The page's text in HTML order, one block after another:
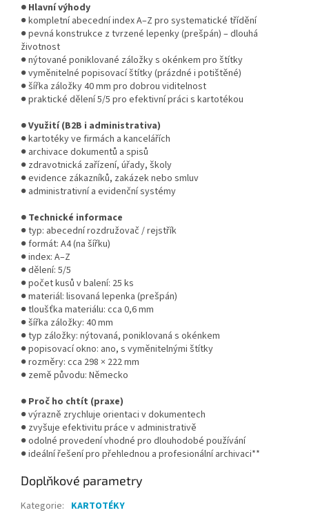
● Hlavní výhody
● kompletní abecední index A–Z pro systematické třídění
● pevná konstrukce z tvrzené lepenky (prešpán) – dlouhá
životnost
● nýtované poniklované záložky s okénkem pro štítky
● vyměnitelné popisovací štítky (prázdné i potištěné)
● šířka záložky 40 mm pro dobrou viditelnost
● praktické dělení 5/5 pro efektivní práci s kartotékou
● Využití (B2B i administrativa)
● kartotéky ve firmách a kancelářích
● archivace dokumentů a spisů
● zdravotnická zařízení, úřady, školy
● evidence zákazníků, zakázek nebo smluv
● administrativní a evidenční systémy
● Technické informace
● typ: abecední rozdružovač / rejstřík
● formát: A4 (na šířku)
● index: A–Z
● dělení: 5/5
● počet kusů v balení: 25 ks
● materiál: lisovaná lepenka (prešpán)
● tloušťka materiálu: cca 0,6 mm
● šířka záložky: 40 mm
● typ záložky: nýtovaná, poniklovaná s okénkem
● popisovací okno: ano, s vyměnitelnými štítky
● rozměry: cca 298 × 222 mm
● země původu: Německo
● Proč ho chtít (praxe)
● výrazně zrychluje orientaci v dokumentech
● zvyšuje efektivitu práce v administrativě
● odolné provedení vhodné pro dlouhodobé používání
● ideální řešení pro přehlednou a profesionální archivaci**
Doplňkové parametry
Kategorie: KARTOTÉKY